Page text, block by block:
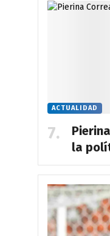
ACTUALIDAD
la